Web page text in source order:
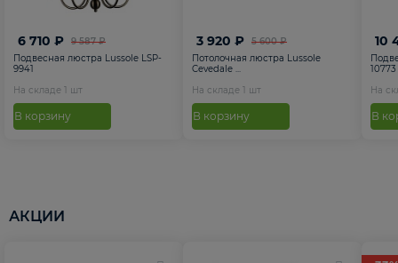
9 587 ₽
6 710 ₽
Подвесная люстра Lussole LSP-
9941
На складе 1 шт
В корзину
5 600 ₽
3 920 ₽
Потолочная люстра Lussole
Cevedale ...
На складе 1 шт
В корзину
10
10773
На
В
АКЦИИ